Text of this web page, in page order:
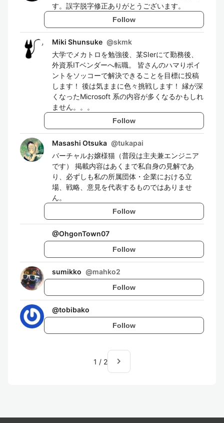
す。誤字脱字修正ありがとうございます。
Follow
Miki Shunsuke @skmk
大学でメカトロを勉強後、某SIerにて勤務後、
外資系ITベンダーへ転職。 皆さんのハマりポイ
ントをソッコーで解決できることを目標に投稿
します！ 後は気ままに色々挑戦します！ 縁が深
くなったMicrosoft 系の内容が多くなるかもしれ
ません。。。
Follow
Masashi Otsuka @tukapai
バーチャルお嬢様猫（普段は主夫兼エンジニア
です） 掲載内容はあくまで私自身の見解であ
り、必ずしも私の所属団体・企業における立
場、戦略、意見を代表するものではありませ
ん。
Follow
@OhgonTown07
Follow
sumikko @mahko2
Follow
@tobibako
Follow
1 / 2 navigate_next